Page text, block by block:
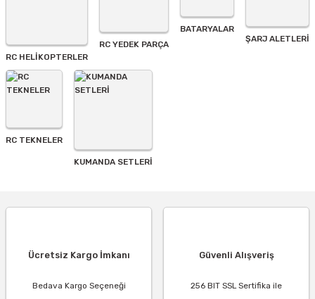
Gönder
RC HELİKOPTERLER
RC YEDEK PARÇA
BATARYALAR
ŞARJ ALETLERI
RC TEKNELER
KUMANDA SETLERİ
Ücretsiz Kargo İmkanı
Bedava Kargo Seçeneği
Güvenli Alışveriş
256 BIT SSL Sertifika ile